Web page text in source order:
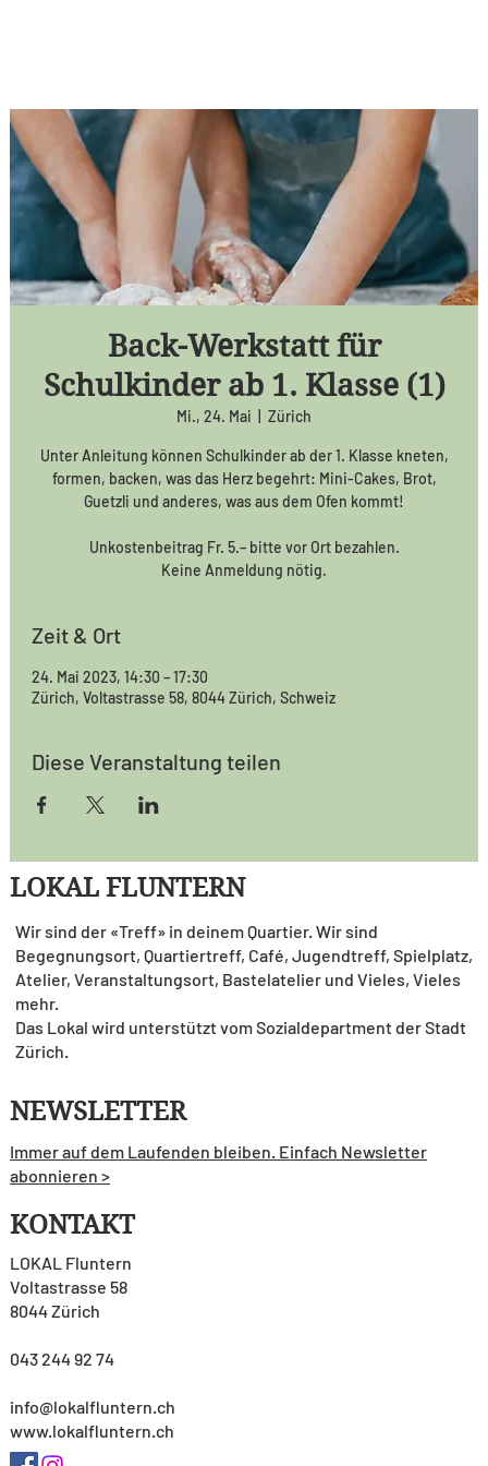
Back-Werkstatt für
Schulkinder ab 1. Klasse (1)
Mi., 24. Mai Zürich
Unter Anleitung können Schulkinder ab der 1. Klasse kneten,
formen, backen, was das Herz begehrt: Mini-Cakes, Brot,
Guetzli und anderes, was aus dem Ofen kommt!
Unkostenbeitrag Fr. 5.– bitte vor Ort bezahlen.
Keine Anmeldung nötig.
Zeit & Ort
24. Mai 2023, 14:30 – 17:30
Zürich, Voltastrasse 58, 8044 Zürich, Schweiz
Diese Veranstaltung teilen
KONTAKT
LOKAL Fluntern
Voltastrasse 58
8044 Zürich
043 244 92 74
info@lokalfluntern.ch
www.lokalfluntern.ch
LOKAL FLUNTERN
Wir sind der «Treff» in deinem Quartier. Wir sind
Begegnungsort, Quartiertreff, Café, Jugendtreff, Spielplatz,
Atelier, Veranstaltungsort, Bastelatelier und Vieles, Vieles
mehr.
Das Lokal wird unterstützt vom Sozialdepartment der Stadt
Zürich.
NEWSLETTER
Immer auf dem Laufenden bleiben. Einfach Newsletter
abonnieren >